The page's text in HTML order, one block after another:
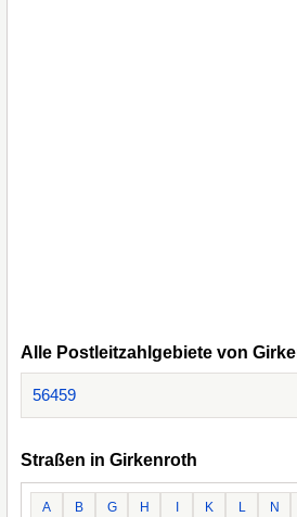
Alle Postleitzahlgebiete von
56459
Straßen in Girkenroth
A B G H K L N